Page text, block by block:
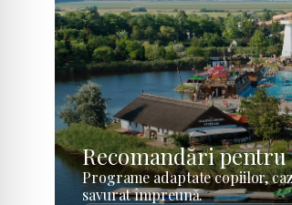
Recomandări
Programe adaptate copiilor,
savurat împreună.